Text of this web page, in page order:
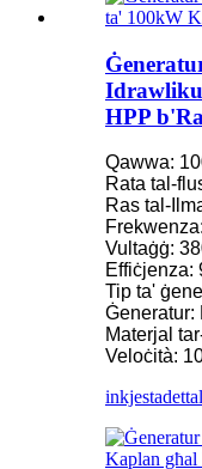
HPP
Qawwa:
Rata tal-
Ras tal-
Vultaġġ:
Effiċjenza:
Tip ta'
Ġeneratur:
Materjal
Veloċità:
inkjesta